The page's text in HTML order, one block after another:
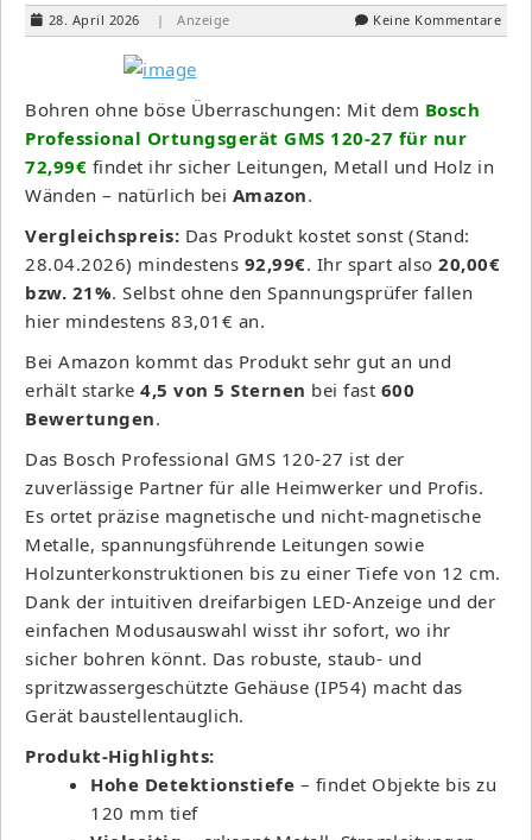
28. April 2026 | Anzeige Keine Kommentare
Bohren ohne böse Überraschungen: Mit dem Bosch
Professional Ortungsgerät GMS 120-27 für nur
72,99€ findet ihr sicher Leitungen, Metall und Holz in
Wänden – natürlich bei Amazon.
Vergleichspreis: Das Produkt kostet sonst (Stand:
28.04.2026) mindestens 92,99€. Ihr spart also 20,00€
bzw. 21%. Selbst ohne den Spannungsprüfer fallen
hier mindestens 83,01€ an.
Bei Amazon kommt das Produkt sehr gut an und
erhält starke 4,5 von 5 Sternen bei fast 600
Bewertungen.
Das Bosch Professional GMS 120-27 ist der
zuverlässige Partner für alle Heimwerker und Profis.
Es ortet präzise magnetische und nicht-magnetische
Metalle, spannungsführende Leitungen sowie
Holzunterkonstruktionen bis zu einer Tiefe von 12 cm.
Dank der intuitiven dreifarbigen LED-Anzeige und der
einfachen Modusauswahl wisst ihr sofort, wo ihr
sicher bohren könnt. Das robuste, staub- und
spritzwassergeschützte Gehäuse (IP54) macht das
Gerät baustellentauglich.
Produkt-Highlights:
Hohe Detektionstiefe – findet Objekte bis zu
120 mm tief